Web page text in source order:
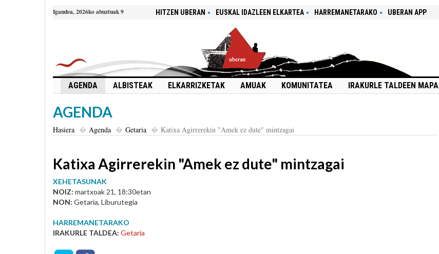
Igandea, 2026ko abuztuak 9 HITZEN UBERAN EUSKAL IDAZLEEN ELKARTEA HARREMANETARAKO UBERAN APP
AGENDA ALBISTEAK ELKARRIZKETAK AMUAK KOMUNITATEA IRAKURLE TALDEEN MAPA
AGENDA
Hasiera Agenda Getaria Katixa Agirrerekin "Amek ez dute" mintzagai
Katixa Agirrerekin "Amek ez dute" mintzagai
XEHETASUNAK
NOIZ: martxoak 21, 18:30etan
NON: Getaria, Liburutegia
HARREMANETARAKO
IRAKURLE TALDEA: Getaria